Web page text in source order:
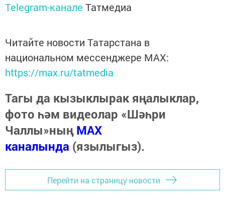
Telegram-канале Татмедиа
Читайте новости Татарстана в
национальном мессенджере MАХ:
https://max.ru/tatmedia
Тагы да кызыклырак яңалыклар,
фото һәм видеолар «Шәһри
Чаллы»ныңMAX
каналында (язылыгыз).
Перейти на страницу новости